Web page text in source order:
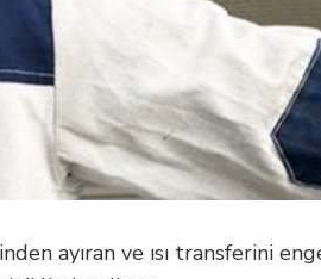
ayıran ve ısı transferini